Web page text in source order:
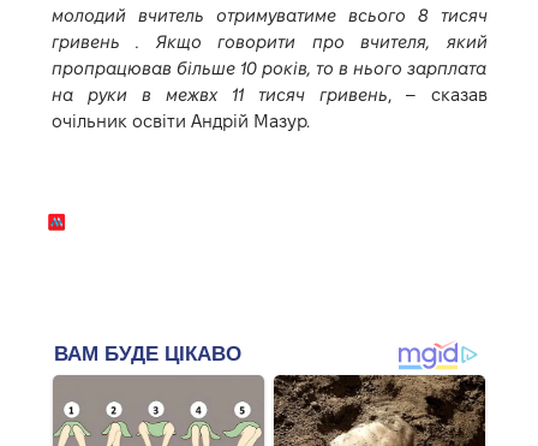
молодий вчитель отримуватиме всього 8 тисяч
гривень . Якщо говорити про вчителя, який
пропрацював більше 10 років, то в нього зарплата
на руки в межвх 11 тисяч гривень, – сказав
очільник освіти Андрій Мазур.